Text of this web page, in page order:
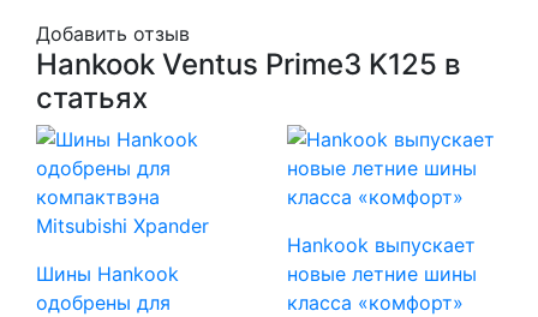
Добавить отзыв
Hankook Ventus Prime3 K125 в
статьях
Шины Hankook
одобрены для
Hankook выпускает
новые летние шины
класса «комфорт»